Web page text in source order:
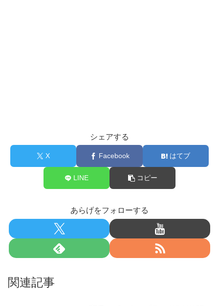
シェアする
X Facebook はてブ
LINE コピー
あらげをフォローする
関連記事